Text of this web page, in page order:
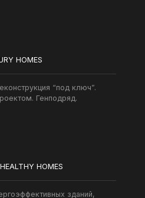
HOMES
“под ключ”.
Генподряд.
HOMES
зданий,